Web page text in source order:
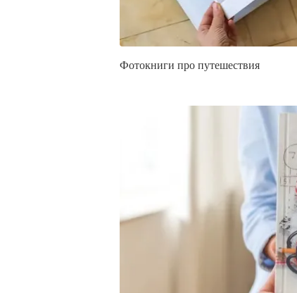
Фотокниги про путешествия